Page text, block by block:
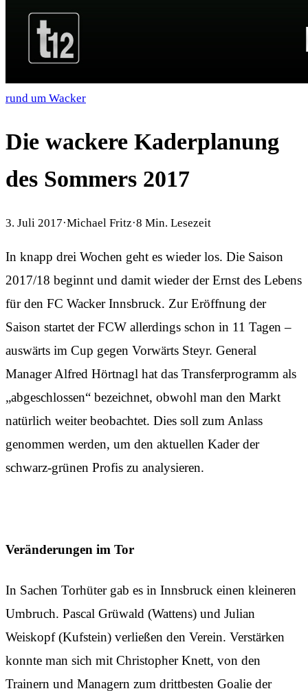
rund um Wacker
Die wackere Kaderplanung
des Sommers 2017
3. Juli 2017·Michael Fritz·8 Min. Lesezeit
In knapp drei Wochen geht es wieder los. Die Saison
2017/18 beginnt und damit wieder der Ernst des Lebens
für den FC Wacker Innsbruck. Zur Eröffnung der
Saison startet der FCW allerdings schon in 11 Tagen –
auswärts im Cup gegen Vorwärts Steyr. General
Manager Alfred Hörtnagl hat das Transferprogramm als
„abgeschlossen“ bezeichnet, obwohl man den Markt
natürlich weiter beobachtet. Dies soll zum Anlass
genommen werden, um den aktuellen Kader der
schwarz-grünen Profis zu analysieren.
Veränderungen im Tor
In Sachen Torhüter gab es in Innsbruck einen kleineren
Umbruch. Pascal Grüwald (Wattens) und Julian
Weiskopf (Kufstein) verließen den Verein. Verstärken
konnte man sich mit Christopher Knett, von den
Trainern und Managern zum drittbesten Goalie der